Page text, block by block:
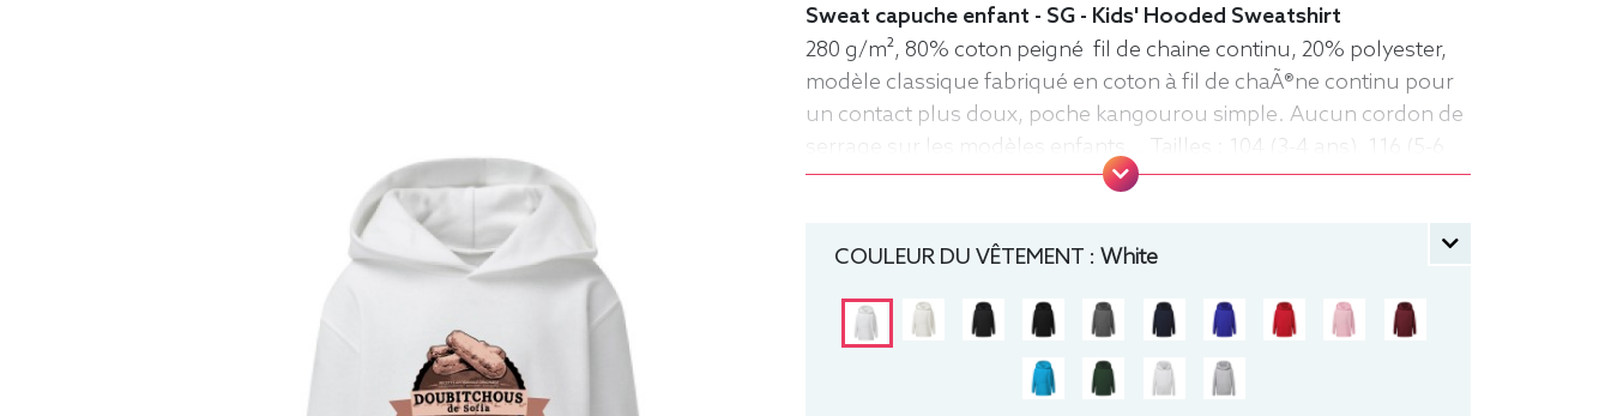
Sweat capuche enfant - SG - Kids' Hooded Sweatshirt
280 g/m², 80% coton peigné fil de chaine continu, 20% polyester,
modèle classique fabriqué en coton à fil de chaÃ®ne continu pour
un contact plus doux, poche kangourou simple. Aucun cordon de
serrage sur les modèles enfants. . Tailles : 104 (3-4 ans), 116 (5-6
ans), 128 (7-8 ans), 140 (9-10 ans), 152 (11-12 ans) manche longue,
COULEUR DU VÊTEMENT : White